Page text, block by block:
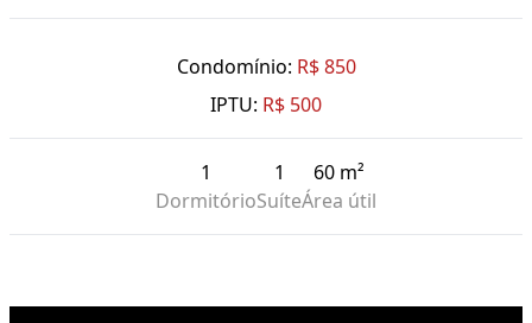
Condomínio: R$ 850
IPTU: R$ 500
1
Dormitório
1
Suíte
60 m²
Área útil